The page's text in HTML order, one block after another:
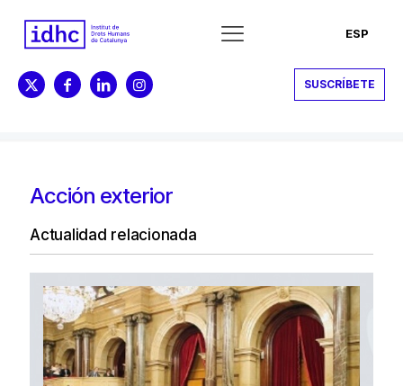
ESP
SUSCRÍBETE
Acción exterior
Actualidad relacionada